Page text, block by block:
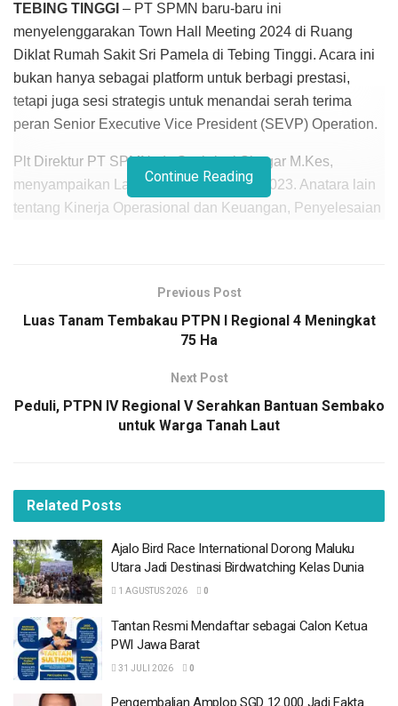
TEBING TINGGI – PT SPMN baru-baru ini
menyelenggarakan Town Hall Meeting 2024 di Ruang
Diklat Rumah Sakit Sri Pamela di Tebing Tinggi. Acara ini
bukan hanya sebagai platform untuk berbagi prestasi,
tetapi juga sesi strategis untuk menandai serah terima
peran Senior Executive Vice President (SEVP) Operation.
Plt Direktur PT SPMN, dr. Syahrizal Siregar M.Kes,
menyampaikan Laporan Kinerja Tahun 2023. Anatara lain
tentang Kinerja Operasional dan Keuangan, Penyelesaian
Sekretaris Komisaris PT SPMN.
Bapak Suhendri merenungkan tentang pentingnya Town
pencapaian kami pada tahun 2023. Dia menekankan
upaya berkelanjutan manajemen untuk meningkatkan
Kinerja Operasional dan Keuangan, bersama dengan
Perlu diketahui, semua unit PT SPMN telah bekerja sama
dengan BPJS Kesehatan, telah terakreditasi dari
Kementerian Kesehatan dengan hasil yang sangat baik
yaitu Paripurna dan Utama, dan memiliki layanan
kesehatan yang komprehensif dan memadai.
BACA JUGA
Continue Reading
Previous Post
Luas Tanam Tembakau PTPN I Regional 4 Meningkat
75 Ha
Next Post
Peduli, PTPN IV Regional V Serahkan Bantuan Sembako
untuk Warga Tanah Laut
Related Posts
Ajalo Bird Race International Dorong Maluku
Utara Jadi Destinasi Birdwatching Kelas Dunia
1 AGUSTUS 2026 0
Tantan Resmi Mendaftar sebagai Calon Ketua
PWI Jawa Barat
31 JULI 2026 0
Pengembalian Amplop SGD 12.000 Jadi Fakta